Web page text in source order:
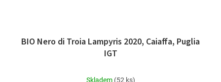
BIO Nero di Troia Lampyris 2020, Caiaffa, Puglia
IGT
Průměrné
Skladem (52 ks)